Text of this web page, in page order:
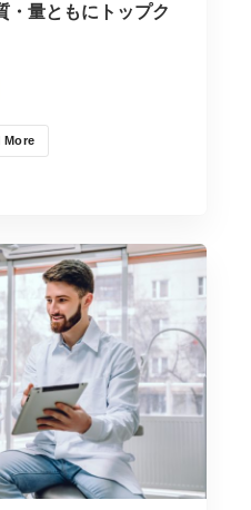
量ともにトップク
More